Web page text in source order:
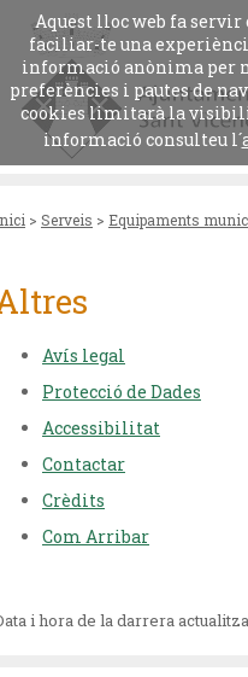
Aquest lloc web fa
faciliar-te una
informació anònima per
preferències i pautes de
cookies limitarà la
informació consulteu l´
> Serveis > Equipaments
Avís legal
Protecció de Dades
Accessibilitat
Contactar
Crèdits
Com Arribar
i hora de la darrera